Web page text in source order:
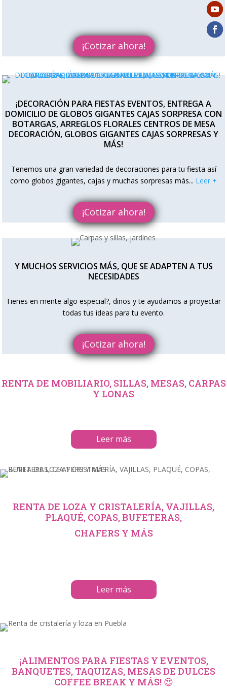
¡Cotizar ahora!
¡DECORACIÓN PARA FIESTAS EVENTOS, ENTREGA A
DOMICILIO DE GLOBOS GIGANTES CAJAS SORPRESA CON
BOTARGAS, ARREGLOS FLORALES CENTROS DE MESA
DECORACIÓN, GLOBOS GIGANTES CAJAS SORPRESAS Y
MÁS!
Tenemos una gran variedad de decoraciones para tu fiesta así
como globos gigantes, cajas y muchas sorpresas más... Leer +
¡Cotizar ahora!
Y MUCHOS SERVICIOS MÁS, QUE SE ADAPTEN A TUS
NECESIDADES
Tienes en mente algo especial?, dinos y te ayudamos a proyectar
todas tus ideas para tu evento.
¡Cotizar ahora!
RENTA DE MOBILIARIO, SILLAS, MESAS, CARPAS
Y LONAS
Leer más
RENTA DE LOZA Y CRISTALERÍA, VAJILLAS,
PLAQUÉ, COPAS, BUFETERAS,
CHAFERS Y MÁS
Leer más
¡ALIMENTOS PARA FIESTAS Y EVENTOS,
BANQUETES, TAQUIZAS, MESAS DE DULCES
COFFEE BREAK Y MÁS! 😍